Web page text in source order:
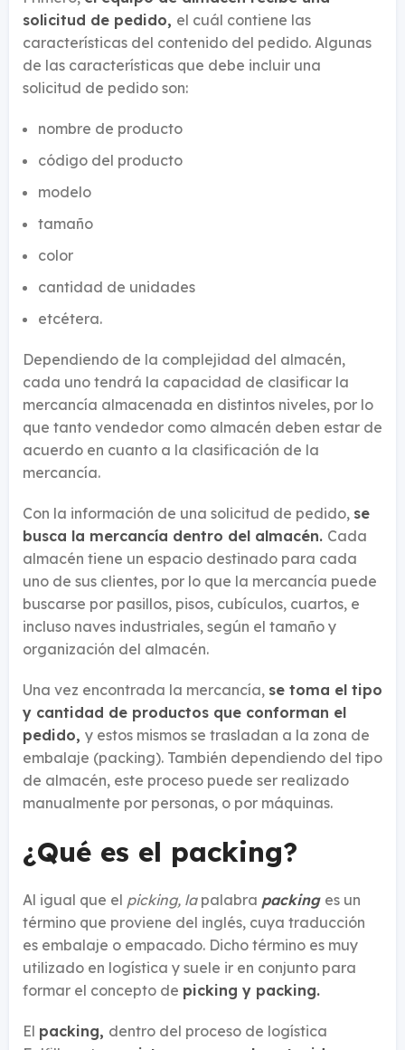
solicitud de pedido, el cuál contiene las
características del contenido del pedido. Algunas
de las características que debe incluir una
solicitud de pedido son:
nombre de producto
código del producto
modelo
tamaño
color
cantidad de unidades
etcétera.
Dependiendo de la complejidad del almacén,
cada uno tendrá la capacidad de clasificar la
mercancía almacenada en distintos niveles, por lo
que tanto vendedor como almacén deben estar de
acuerdo en cuanto a la clasificación de la
mercancía.
Con la información de una solicitud de pedido, se
busca la mercancía dentro del almacén. Cada
almacén tiene un espacio destinado para cada
uno de sus clientes, por lo que la mercancía puede
buscarse por pasillos, pisos, cubículos, cuartos, e
incluso naves industriales, según el tamaño y
organización del almacén.
Una vez encontrada la mercancía, se toma el tipo
y cantidad de productos que conforman el
pedido, y estos mismos se trasladan a la zona de
embalaje (packing). También dependiendo del tipo
de almacén, este proceso puede ser realizado
manualmente por personas, o por máquinas.
¿Qué es el packing?
Al igual que el picking, lapalabra packing es un
término que proviene del inglés, cuya traducción
es embalaje o empacado. Dicho término es muy
utilizado en logística y suele ir en conjunto para
formar el concepto de picking y packing.
El packing, dentro del proceso de logística